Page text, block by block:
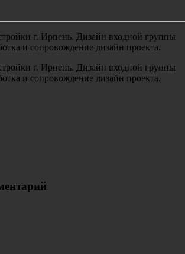
г. Ирпень. Дизайн входной группы
и сопровождение дизайн проекта.
г. Ирпень. Дизайн входной группы
и сопровождение дизайн проекта.